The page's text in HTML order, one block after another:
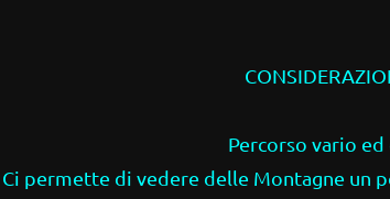
Percorso vario ed
Ci permette di vedere delle Montagne un